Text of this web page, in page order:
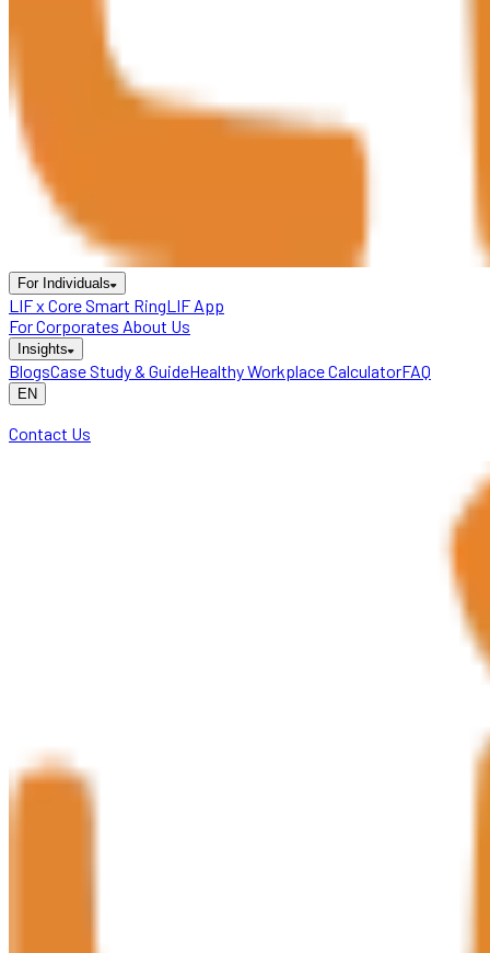
For Individuals
LIF x Core Smart RingLIF App
For Corporates About Us
Insights
BlogsCase Study & GuideHealthy Workplace CalculatorFAQ
EN
Contact Us